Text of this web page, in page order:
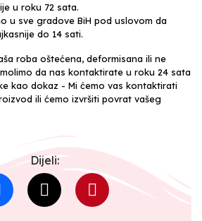
u roku 72 sata.
u sve gradove BiH pod uslovom da
do 14 sati.
roba oštećena, deformisana ili ne
da nas kontaktirate u roku 24 sata
kao dokaz - Mi ćemo vas kontaktirati
ili ćemo izvršiti povrat vašeg
Dijeli: